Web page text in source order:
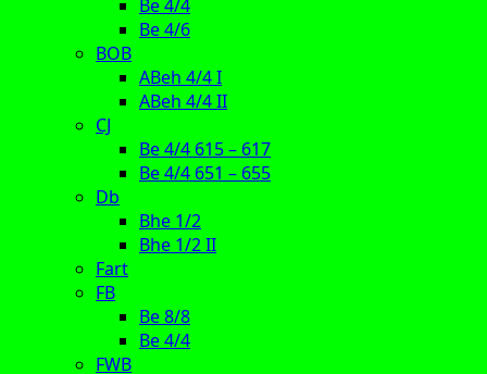
Be 4/4
Be 4/6
BOB
ABeh 4/4 I
ABeh 4/4 II
CJ
Be 4/4 615 – 617
Be 4/4 651 – 655
Db
Bhe 1/2
Bhe 1/2 II
Fart
FB
Be 8/8
Be 4/4
FWB